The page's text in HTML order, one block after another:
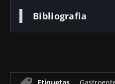
Bibliografia